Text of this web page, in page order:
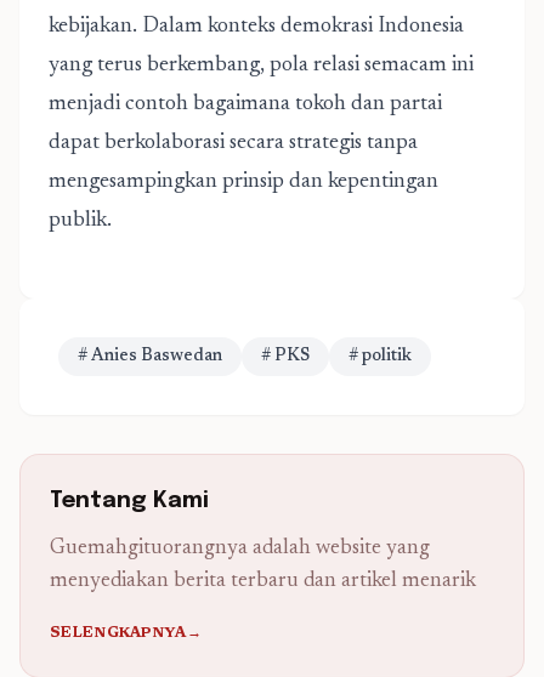
kebijakan. Dalam konteks demokrasi Indonesia
yang terus berkembang, pola relasi semacam ini
menjadi contoh bagaimana tokoh dan partai
dapat berkolaborasi secara strategis tanpa
mengesampingkan prinsip dan kepentingan
publik.
# Anies Baswedan # PKS # politik
Tentang Kami
Guemahgituorangnya adalah website yang
menyediakan berita terbaru dan artikel menarik
SELENGKAPNYA→